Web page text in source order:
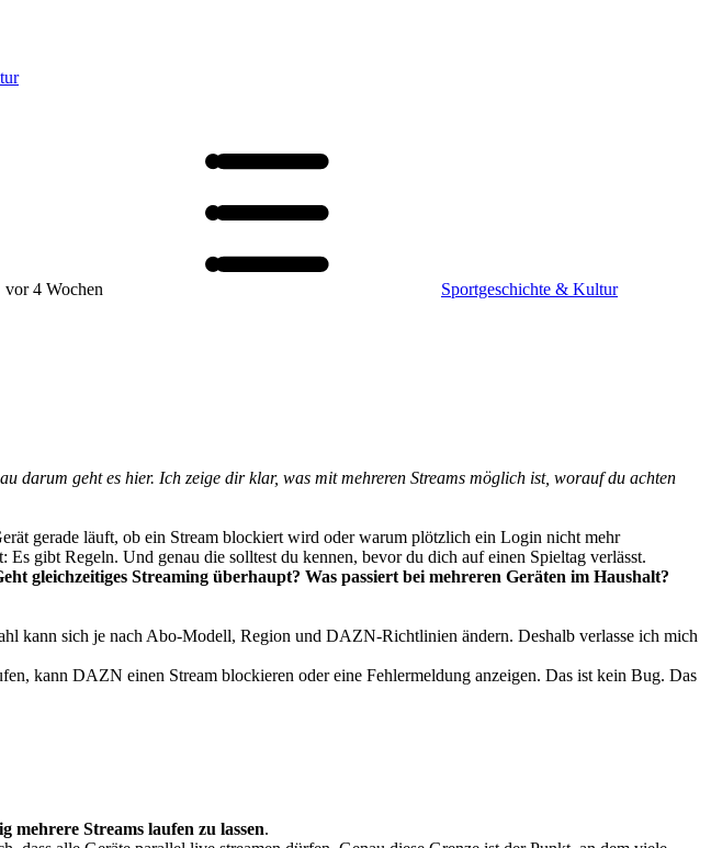
vor 4 Wochen Sportgeschichte & Kultur
geht es hier. Ich zeige dir klar, was mit mehreren Streams möglich ist, worauf du achten
gerade läuft, ob ein Stream blockiert wird oder warum plötzlich ein Login nicht mehr
gibt Regeln. Und genau die solltest du kennen, bevor du dich auf einen Spieltag verlässt.
gleichzeitiges Streaming überhaupt? Was passiert bei mehreren Geräten im Haushalt?
kann sich je nach Abo-Modell, Region und DAZN-Richtlinien ändern. Deshalb verlasse ich mich
kann DAZN einen Stream blockieren oder eine Fehlermeldung anzeigen. Das ist kein Bug. Das
mehrere Streams laufen zu lassen.